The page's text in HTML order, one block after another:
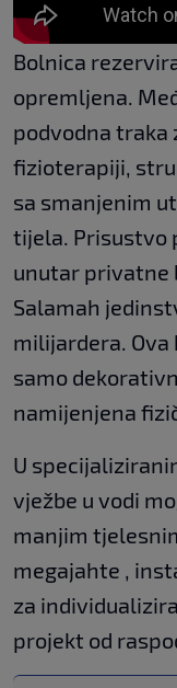
Bolnica
opremljena.
podvodna traka
fizioterapiji,
sa smanjenim
tijela. Prisustvo
unutar privatne
Salamah
milijardera.
samo
namijenjena
U
vježbe u vodi
manjim
megajahte ,
za
projekt od